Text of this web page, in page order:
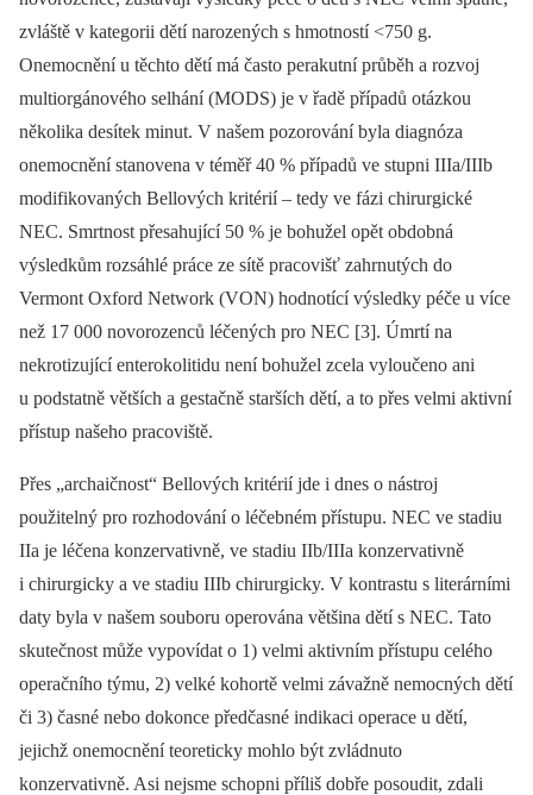
zvláště v kategorii dětí narozených s hmotností <750 g.
Onemocnění u těchto dětí má často perakutní průběh a rozvoj
multiorgánového selhání (MODS) je v řadě případů otázkou
několika desítek minut. V našem pozorování byla diagnóza
onemocnění stanovena v téměř 40 % případů ve stupni IIIa/IIIb
modifikovaných Bellových kritérií –⁠ tedy ve fázi chirurgické
NEC. Smrtnost přesahující 50 % je bohužel opět obdobná
výsledkům rozsáhlé práce ze sítě pracovišť zahrnutých do
Vermont Oxford Network (VON) hodnotící výsledky péče u více
než 17 000 novorozenců léčených pro NEC [3]. Úmrtí na
nekrotizující enterokolitidu není bohužel zcela vyloučeno ani
u podstatně větších a gestačně starších dětí, a to přes velmi aktivní
přístup našeho pracoviště.
Přes „archaičnost“ Bellových kritérií jde i dnes o nástroj
použitelný pro rozhodování o léčebném přístupu. NEC ve stadiu
IIa je léčena konzervativně, ve stadiu IIb/IIIa konzervativně
i chirurgicky a ve stadiu IIIb chirurgicky. V kontrastu s literárními
daty byla v našem souboru operována většina dětí s NEC. Tato
skutečnost může vypovídat o 1) velmi aktivním přístupu celého
operačního týmu, 2) velké kohortě velmi závažně nemocných dětí
či 3) časné nebo dokonce předčasné indikaci operace u dětí,
jejichž onemocnění teoreticky mohlo být zvládnuto
konzervativně. Asi nejsme schopni příliš dobře posoudit, zdali